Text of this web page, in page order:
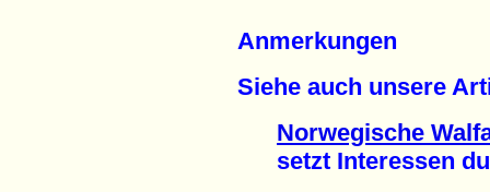
Anmerkungen
Siehe auch unsere
Norwegische
setzt Interessen